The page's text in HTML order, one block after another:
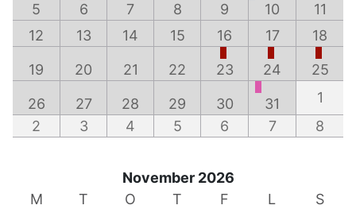
5 6 7 8 9 10
11
12
13 14 15 16 17 18
19 20 21 22 23 24 25
26 27 28 29 30 31
1
2
3 4 5 6 7 8
November 2026
M
T O T F L
S